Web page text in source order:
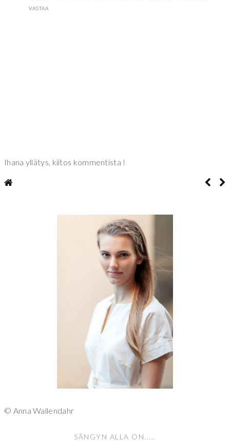
VASTAA
Ihana yllätys, kiitos kommentista !
© Anna Wallendahr
SÄNGYN ALLA ON.....